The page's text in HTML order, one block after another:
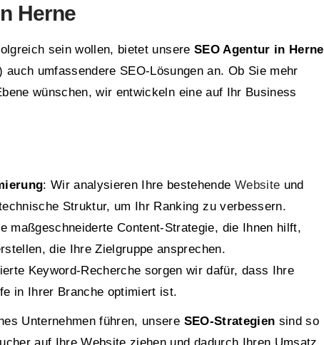
Herne
sein wollen, bietet unsere SEO Agentur in Herne
umfassendere SEO-Lösungen an. Ob Sie mehr
wünschen, wir entwickeln eine auf Ihr Business
: Wir analysieren Ihre bestehende Website und
Struktur, um Ihr Ranking zu verbessern.
maßgeschneiderte Content-Strategie, die Ihnen hilft,
die Ihre Zielgruppe ansprechen.
Keyword-Recherche sorgen wir dafür, dass Ihre
in Ihrer Branche optimiert ist.
Unternehmen führen, unsere SEO-Strategien sind so